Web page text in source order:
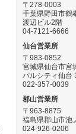
〒278-0003
千葉県野田市鶴
渡辺ビル2階
04-7121-6666
仙台営業所
〒983-0852
宮城県仙台市宮
パルシティ仙台
022-357-0039
郡山営業所
〒963-8875
福島県郡山市池
024-926-0206